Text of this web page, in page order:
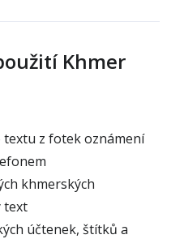
Khmer
z fotek oznámení
khmerských
text
účtenek, štítků a